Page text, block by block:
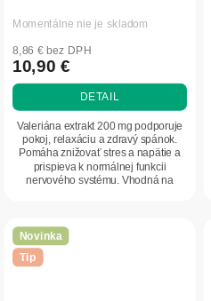
Momentálne nie je skladom
8,86 € bez DPH
10,90 €
DETAIL
Valeriána extrakt 200 mg podporuje
pokoj, relaxáciu a zdravý spánok.
Pomáha znižovať stres a napätie a
prispieva k normálnej funkcii
nervového systému. Vhodná na
Novinka
Tip